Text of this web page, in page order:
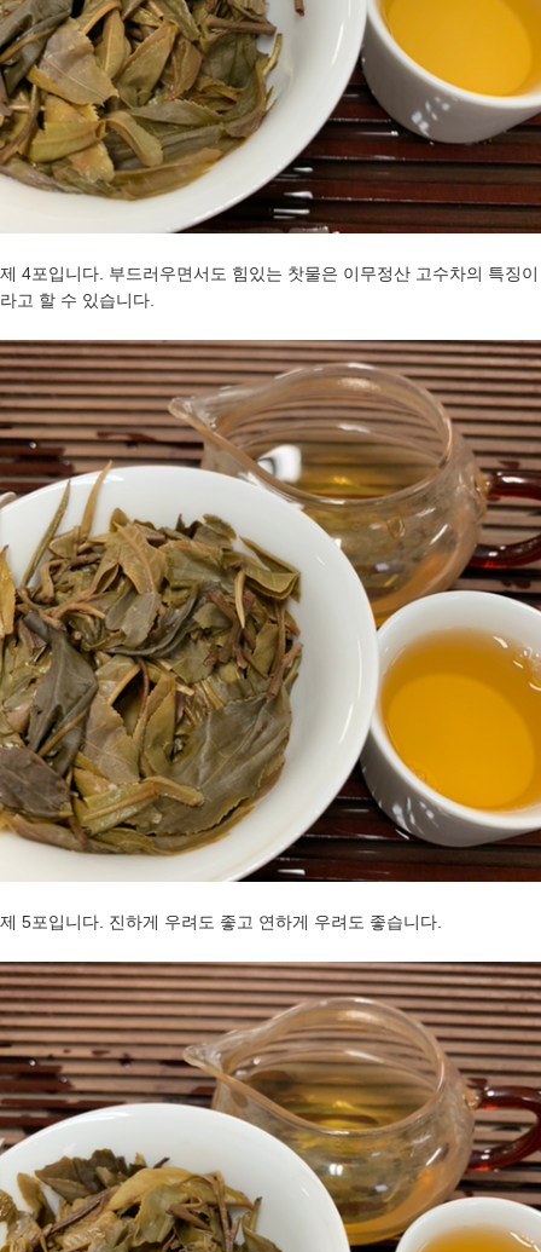
제 4포입니다. 부드러우면서도 힘있는 찻물은 이무정산 고수차의 특징이
라고 할 수 있습니다.
제 5포입니다. 진하게 우려도 좋고 연하게 우려도 좋습니다.